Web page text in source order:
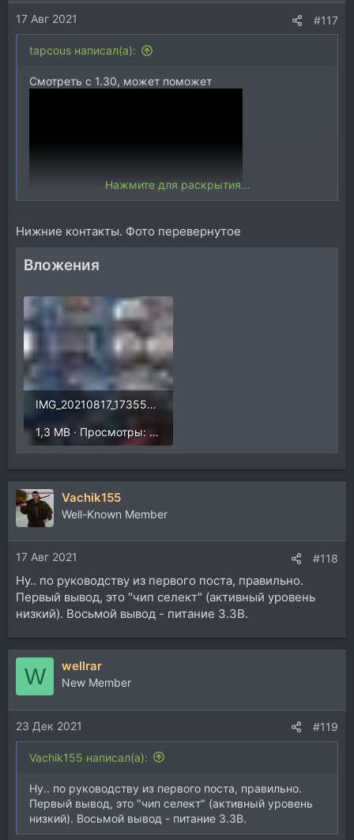
17 Авг 2021 #117
tapcous написал(а):
Смотреть с 1.30, может поможет
Нажмите для раскрытия...
Нижние контакты. Фото перевернутое
Вложения
IMG_20210817_173559.jpg
1,3 MB · Просмотры: 898
Vachik155
Well-Known Member
17 Авг 2021 #118
Ну.. по руководству из первого поста, правильно.
Первый вывод, это "чип селект" (активный уровень
низкий). Восьмой вывод - питание 3.3В.
W wellrar
New Member
23 Дек 2021 #119
Vachik155 написал(а):
Ну.. по руководству из первого поста, правильно.
Первый вывод, это "чип селект" (активный уровень
низкий). Восьмой вывод - питание 3.3В.